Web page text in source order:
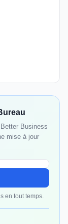
Business
mise à jour
en tout temps.